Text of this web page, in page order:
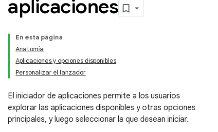
aplicaciones
En esta página
Anatomía
Aplicaciones y opciones disponibles
Personalizar el lanzador
El iniciador de aplicaciones permite a los usuarios
explorar las aplicaciones disponibles y otras opciones
principales, y luego seleccionar la que desean iniciar.